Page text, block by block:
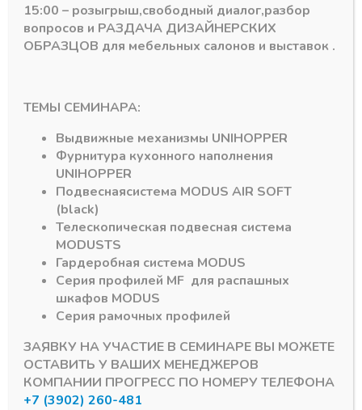
DTC
Направляющие скрытого монтажа DTC
(отдельные) штанги
синхронизации Р20
DTC Magic Pro/FF/TF
(HTOFH02) 1100мм
+ крепл.
В наличии
185,80₽
Артикул:
D-MOTION PUSH 3D
регулировка 550 мм
40 кг ПВ
В наличии
Подпишитесь на рассылку акций
15:00 – розыгрыш,свободный диалог,разбор
вопросов и РАЗДАЧА ДИЗАЙНЕРСКИХ
ОБРАЗЦОВ для мебельных салонов и выставок .
ТЕМЫ СЕМИНАРА:
Выдвижные механизмы UNIHOPPER
Фурнитура кухонного наполнения
UNIHOPPER
Подвеснаясистема MODUS AIR SOFT
(black)
Телескопическая подвесная система
MODUSTS
Гардеробная система MODUS
Серия профилей MF для распашных
шкафов MODUS
Серия рамочных профилей
ЗАЯВКУ НА УЧАСТИЕ В СЕМИНАРЕ ВЫ МОЖЕТЕ
ОСТАВИТЬ У ВАШИХ МЕНЕДЖЕРОВ
КОМПАНИИ ПРОГРЕСС ПО НОМЕРУ ТЕЛЕФОНА
+7 (3902) 260-481